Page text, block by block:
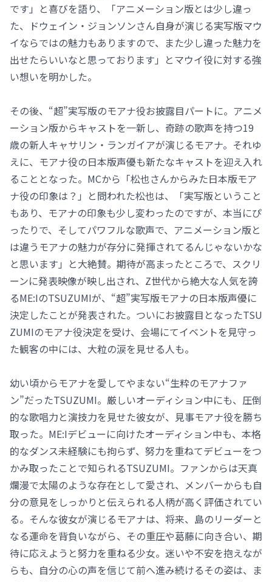
です」と喜びを語り、「アニメーション版とは少し違っ
た、ドウェイン・ジョンソンさん自身が演じる実写版マウ
イならではの魅力もありますので、また少し違った魅力を
出せたらいいなと思っております」とマウイ役に対する強
い想いを明かした。
その後、“超”実写版のモアナ役お披露目パートに。アニメ
ーション版からキャストを一新し、奇跡の歌声を持つ19
歳の新人キャサリン・ランガイアが演じるモアナ。それゆ
えに、モアナ役の日本版声優も新たなキャストを迎え入れ
ることとなった。MCから「松也さんからみた日本版モア
ナ役の印象は？」と問われた松也は、「実写版ということ
もあり、モアナの印象も少し変わったのですが、本当にぴ
ったりで、そしてパワフルな歌声で、アニメーション版と
は違うモアナの魅力が存分に発揮されてるんじゃないかな
と思います」と大絶賛。期待が高まったところで、スクリ
ーンに発表映像が映し出され、Z世代から絶大な人気を誇
るME:IのTSUZUMIが、“超”実写版モアナの日本版声優に
決定したことが発表された。ついにお披露目となったTSU
ZUMIのモアナ役決定を受け、会場にてイベントを見守っ
た観客の中には、大粒の涙を見せる人も。
幼い頃からモアナを愛してやまない“生粋のモアナファ
ン”だったTSUZUMI。厳しいオーディション中にも、圧倒
的な歌唱力と演技力を見せた彼女が、見事モアナ役を勝ち
取った。ME:Iデビューに向けたオーディション中も、本格
的なダンス未経験にも拘らず、努力を重ねてデビューをつ
かみ取ったことで知られるTSUZUMI。ファンからは天真
爛漫で太陽のような存在として愛され、メンバーからも自
分の意見をしっかりと伝えられる人柄が高く評価されてい
る。そんな彼女が演じるモアナは、将来、島のリーダーと
なる運命を背負いながら、その重圧や葛藤に向き合い、期
待に応えようと努力を重ねる少女。迷いや不安を抱えなが
らも、自分の心の声を信じて前へ進み続けるその姿は、ま